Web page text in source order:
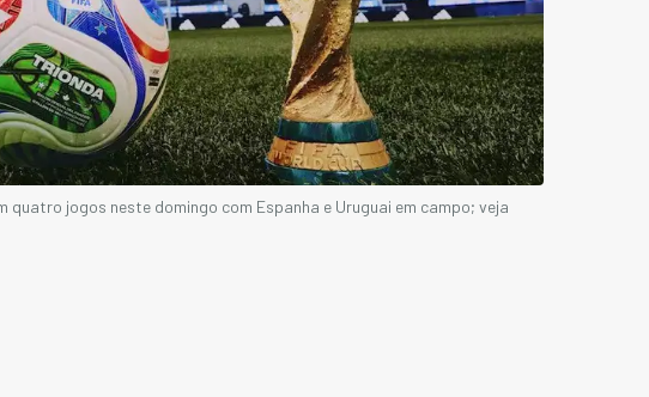
quatro jogos neste domingo com Espanha e Uruguai em campo; veja